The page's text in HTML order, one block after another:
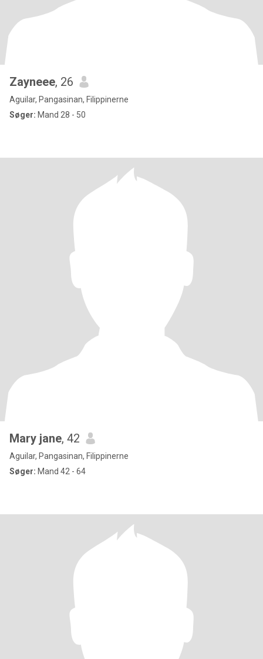
Zayneee, 26
Aguilar, Pangasinan, Filippinerne
Søger: Mand 28 - 50
Mary jane, 42
Aguilar, Pangasinan, Filippinerne
Søger: Mand 42 - 64